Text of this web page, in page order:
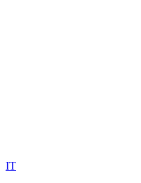
IT